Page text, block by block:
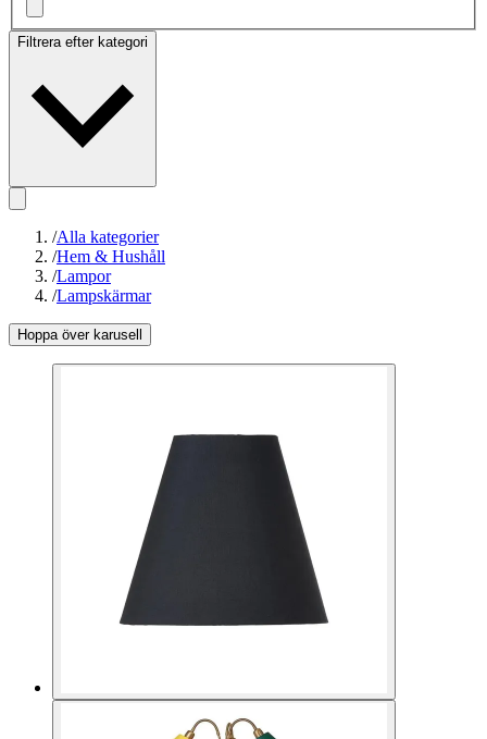
Filtrera efter kategori
/Alla kategorier
/Hem & Hushåll
/Lampor
/Lampskärmar
Hoppa över karusell